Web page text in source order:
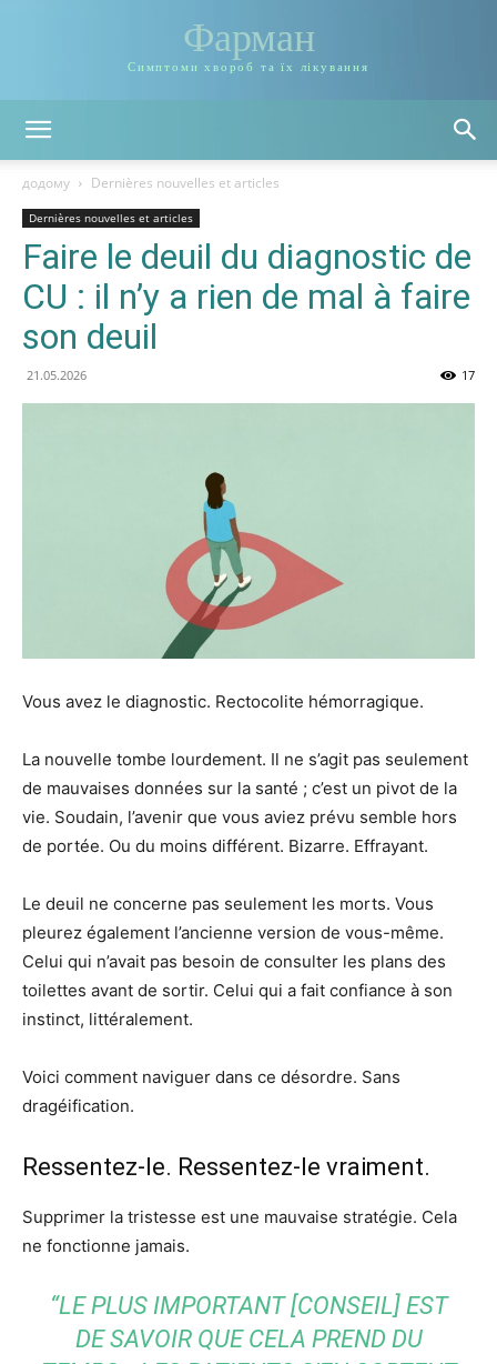
Фарман
Симптоми хвороб та їх лікування
додому Dernières nouvelles et articles
Dernières nouvelles et articles
Faire le deuil du diagnostic de
CU : il n’y a rien de mal à faire
son deuil
21.05.2026 17
Vous avez le diagnostic. Rectocolite hémorragique.
La nouvelle tombe lourdement. Il ne s’agit pas seulement
de mauvaises données sur la santé ; c’est un pivot de la
vie. Soudain, l’avenir que vous aviez prévu semble hors
de portée. Ou du moins différent. Bizarre. Effrayant.
Le deuil ne concerne pas seulement les morts. Vous
pleurez également l’ancienne version de vous-même.
Celui qui n’avait pas besoin de consulter les plans des
toilettes avant de sortir. Celui qui a fait confiance à son
instinct, littéralement.
Voici comment naviguer dans ce désordre. Sans
dragéification.
Ressentez-le. Ressentez-le vraiment.
Supprimer la tristesse est une mauvaise stratégie. Cela
ne fonctionne jamais.
“LE PLUS IMPORTANT [CONSEIL] EST
DE SAVOIR QUE CELA PREND DU